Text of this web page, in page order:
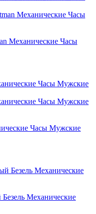
Механические Часы
Часы Мужские
Механические